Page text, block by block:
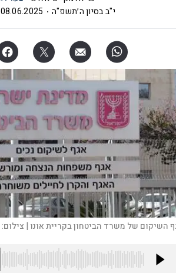
י"ב בסיון ה׳תשפ"ה
08.06.2025 | 11:52
השיקום של משרד הביטחון בקריית אונו | צילום: